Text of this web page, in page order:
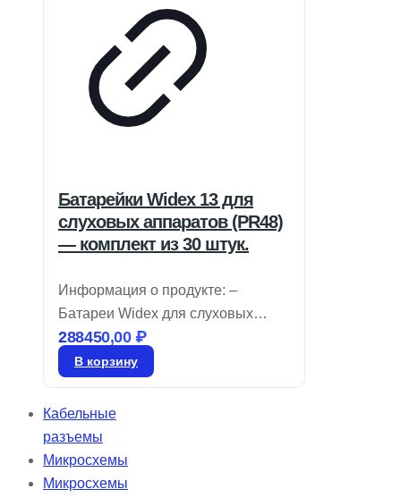
Батарейки Widex 13 для
слуховых аппаратов (PR48)
— комплект из 30 штук.
Информация о продукте: –
Батареи Widex для слуховых
аппаратов имеют цветовую
маркировку, позволяющую легко
изготовлены на основе воздушно-
288450,00₽
В корзину
Кабельные
разъемы
Микросхемы
Микросхемы